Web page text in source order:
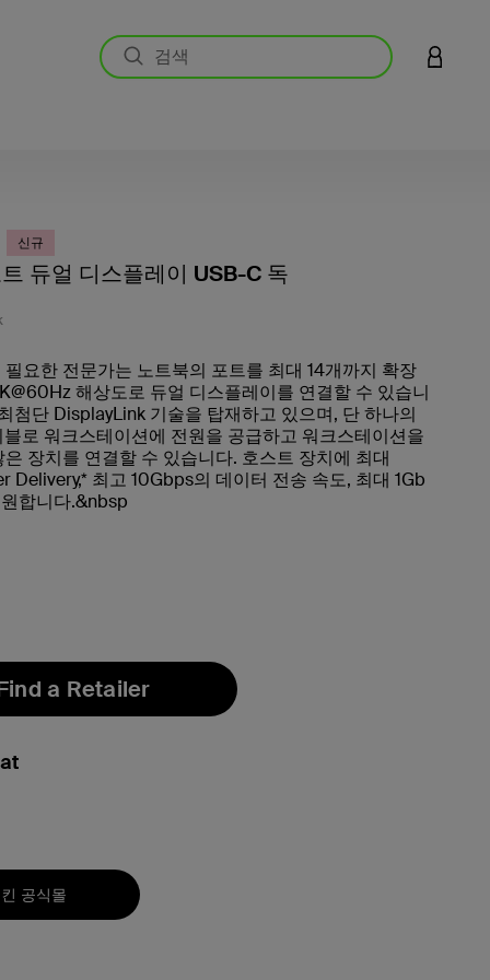
LOGIN
신규
듀얼 디스플레이 USB-C 독
요한 전문가는 노트북의 포트를 최대 14개까지 확장
해상도로 듀얼 디스플레이를 연결할 수 있습니
첨단 DisplayLink 기술을 탑재하고 있으며, 단 하나의
로 워크스테이션에 전원을 공급하고 워크스테이션을
장치를 연결할 수 있습니다. 호스트 장치에 최대
Delivery,* 최고 10Gbps의 데이터 전송 속도, 최대 1Gb
합니다.&nbsp
a Retailer
공식몰